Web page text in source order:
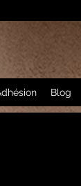
Blog